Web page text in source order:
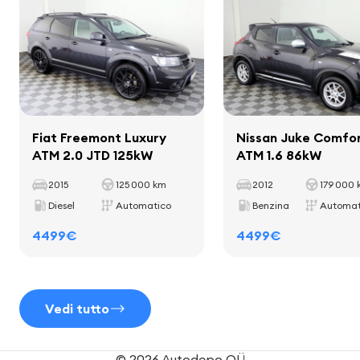
altoparlanti
schermo
computer di bordo
Interno
listelli decorativi all'interno della cabina
portabicchieri
Passo
Fiat Freemont Luxury
ATM 2.0 JTD 125kW
2015
125 000 km
Diesel
Automatico
4499€
Nissan Juke
ATM 1.6 86kW
2012
179 000
Benzina
4499€
Vedi tutto